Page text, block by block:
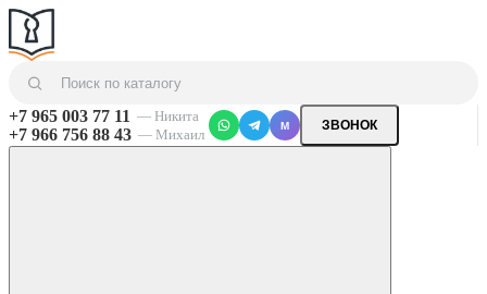
+7 965 003 77 11 — Никита
+7 966 756 88 43 — Михаил
M ЗВОНОК